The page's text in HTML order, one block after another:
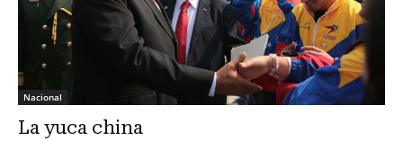
Nacional
La yuca china